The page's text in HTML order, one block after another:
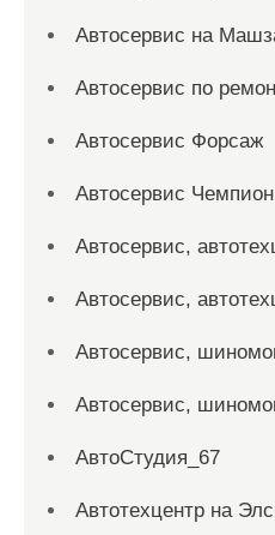
Автосервис на
Автосервис по
Автосервис Форсаж
Автосервис Чемпион
Автосервис,
Автосервис,
Автосервис,
Автосервис,
АвтоСтудия_67
Автотехцентр на